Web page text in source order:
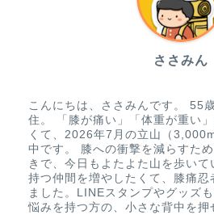
ささみん
こんにちは、ささみんです。 55
住。 「膝が痛い」「体重が重い
くて、2026年7月の立山（
中です。 膝への衝撃を減らすた
きで、今日もよたよた山を歩い
持つ仲間を増やしたくて、膝痛忍
ました。LINEスタンプやグッズ
悩みを持つ方の、小さな背中を押